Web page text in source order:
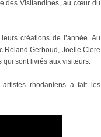
des Visitandines, au cœur du
créations de l’année. Au
Roland Gerboud, Joelle Clere
sont livrés aux visiteurs.
artistes rhodaniens a fait les